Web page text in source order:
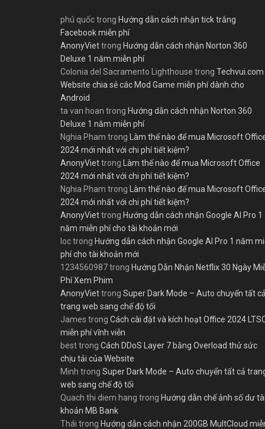
phú quốctrong Hướng dẫn cách nhận tick trắng
Facebook miễn phí
AnonyViettrong Hướng dẫn cách nhận Norton 360
Deluxe 1 năm miễn phí
Colonia del Sacramento Lighthouse trong Techvui.com
Website chia sẻ các Mod Game miễn phí dành cho
Android
ta van hoan trong Hướng dẫn cách nhận Norton 360
Deluxe 1 năm miễn phí
Nghia Pham trong Làm thế nào để mua Microsoft
2024 mới nhất với chi phí tiết kiệm?
AnonyViettrong Làm thế nào để mua Microsoft Office
2024 mới nhất với chi phí tiết kiệm?
Nghia Pham trong Làm thế nào để mua Microsoft
2024 mới nhất với chi phí tiết kiệm?
AnonyViettrong Hướng dẫn cách nhận Google AI Pro 1
năm miễn phí cho tài khoản mới
loctrong Hướng dẫn cách nhận Google AI Pro 1 năm
phí cho tài khoản mới
1234560987trong Hướng Dẫn Nhận Netflix 30 Ngày
Phí Xem Phim
AnonyViettrong Super Dark Mode – Auto chuyển tất cả
trang web sang chế độ tối
James trong Cách cài đặt và kích hoạt Office 2024
miễn phí vĩnh viễn
besttrong Cách DDoS Layer 7 bằng Overload thử sức
chịu tải của Website
Minh trong Super Dark Mode – Auto chuyển tất cả
web sang chế độ tối
Quach thi diem hang trong Hướng dẫn chế ảnh số dư tài
khoản MB Bank
Thái trong Hướng dẫn cách nhận 200GB MultCloud